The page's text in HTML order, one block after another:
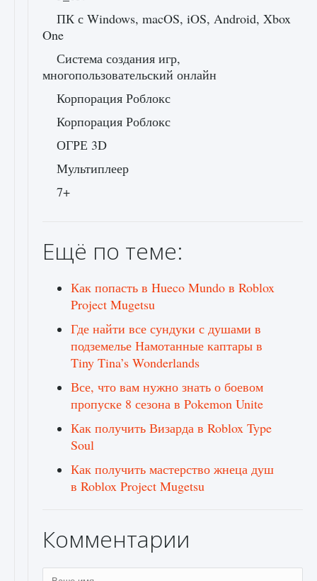
ПК с Windows, macOS, iOS, Android, Xbox
One
Система создания игр,
многопользовательский онлайн
Корпорация Роблокс
Корпорация Роблокс
ОГРЕ 3D
Мультиплеер
7+
Ещё по теме:
Как попасть в Hueco Mundo в Roblox
Project Mugetsu
Где найти все сундуки с душами в
подземелье Намотанные каптары в
Tiny Tina’s Wonderlands
Все, что вам нужно знать о боевом
пропуске 8 сезона в Pokemon Unite
Как получить Визарда в Roblox Type
Soul
Как получить мастерство жнеца душ
в Roblox Project Mugetsu
Комментарии